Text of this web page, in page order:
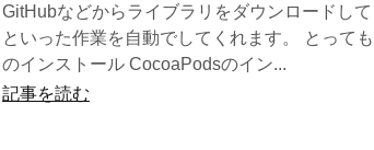
GitHubなどからライブラリをダウンロードし
といった作業を自動でしてくれます。 とって
のインストール CocoaPodsのイン...
記事を読む